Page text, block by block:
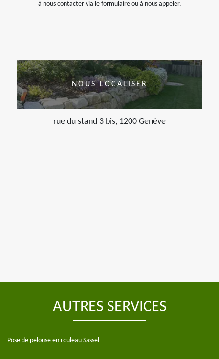
à nous contacter via le formulaire ou à nous appeler.
NOUS LOCALISER
rue du stand 3 bis, 1200 Genève
AUTRES SERVICES
Pose de pelouse en rouleau Sassel